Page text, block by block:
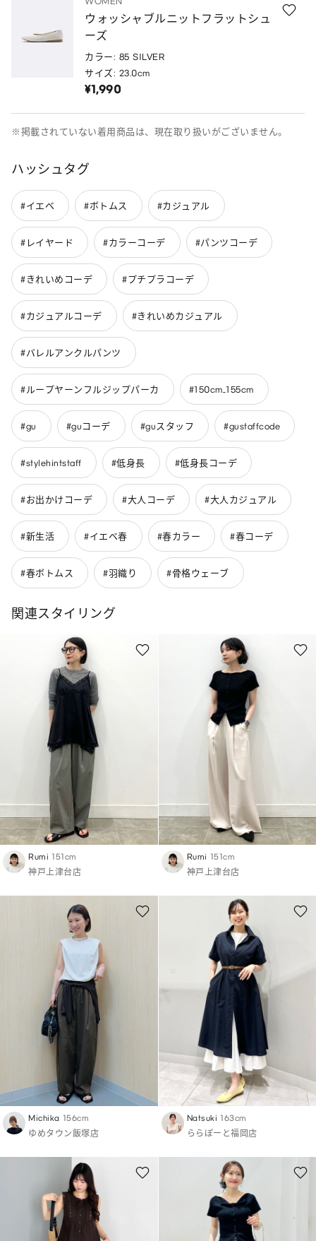
ウォッシャブルニットフラットシュ
ーズ
カラー: 85 SILVER
サイズ: 23.0cm
¥1,990
※掲載されていない着用商品は、現在取り扱いがございません。
ハッシュタグ
#イエベ #ボトムス #カジュアル
#レイヤード #カラーコーデ #パンツコーデ
#きれいめコーデ #プチプラコーデ
#カジュアルコーデ #きれいめカジュアル
#バレルアンクルパンツ
#ループヤーンフルジップパーカ #150cm_155cm
#gu #guコーデ #guスタッフ #gustaffcode
#stylehintstaff #低身長 #低身長コーデ
#お出かけコーデ #大人コーデ #大人カジュアル
#新生活 #イエベ春 #春カラー #春コーデ
#春ボトムス #羽織り #骨格ウェーブ
関連スタイリング
Rumi 151cm
神戸上津台店
Rumi 151cm
神戸上津台店
Michika 156cm
ゆめタウン飯塚店
Natsuki 163cm
ららぽーと福岡店